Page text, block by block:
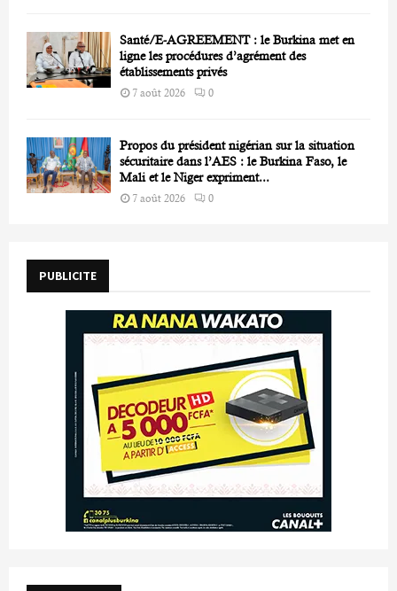
Santé/E-AGREEMENT : le Burkina met en
ligne les procédures d’agrément des
établissements privés
7 août 2026 0
Propos du président nigérian sur la situation
sécuritaire dans l’AES : le Burkina Faso, le
Mali et le Niger expriment...
7 août 2026 0
PUBLICITE